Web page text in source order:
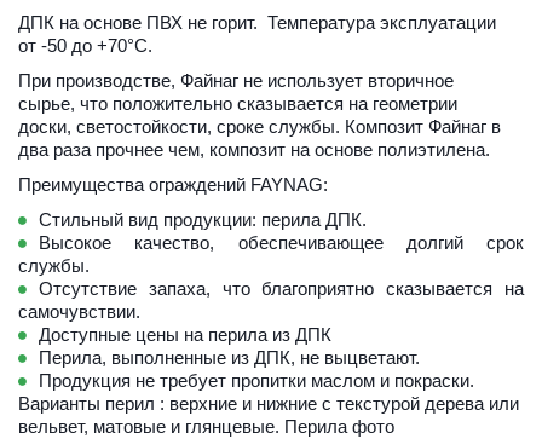
ДПК на основе ПВХ не горит.  Температура эксплуатации
от -50 до +70°С.
При производстве, Файнаг не использует вторичное
сырье, что положительно сказывается на геометрии
доски, светостойкости, сроке службы. Композит Файнаг в
два раза прочнее чем, композит на основе полиэтилена.
Преимущества ограждений FAYNAG:
Стильный вид продукции: перила ДПК.
Высокое качество, обеспечивающее долгий срок
службы.
Отсутствие запаха, что благоприятно сказывается на
самочувствии.
Доступные цены на перила из ДПК
Перила, выполненные из ДПК, не выцветают.
Продукция не требует пропитки маслом и покраски.
Варианты перил : верхние и нижние с текстурой дерева или
вельвет, матовые и глянцевые. Перила фото